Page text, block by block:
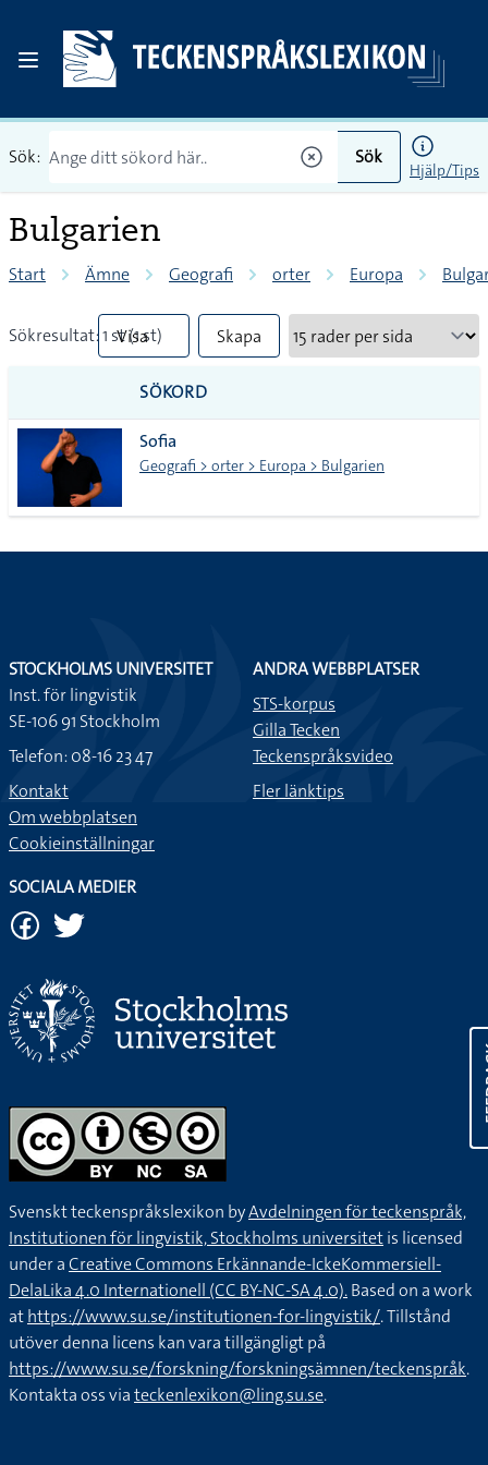
Sök: Sök
Hjälp/Tips
Bulgarien
Start Ämne Geografi orter Europa
Sökresultat: 1 st (1 st)
Visa
mindre
vanliga
tecken
Skapa
SÖKORD
Sofia
Geografi > orter > Europa > Bulgarien
STOCKHOLMS UNIVERSITET
Inst. för lingvistik
SE-106 91 Stockholm
Telefon: 08-16 23 47
Kontakt
Om webbplatsen
Cookieinställningar
ANDRA WEBBPLATSER
STS-korpus
Gilla Tecken
Teckenspråksvideo
Fler länktips
SOCIALA MEDIER
Svenskt teckenspråkslexikon byAvdelningen för teckenspråk,
Institutionen för lingvistik, Stockholms universitetis licensed
under aCreative Commons Erkännande-IckeKommersiell-
DelaLika 4.0 Internationell (CC BY-NC-SA 4.0).Based on a work
athttps://www.su.se/institutionen-for-lingvistik/. Tillstånd
utöver denna licens kan vara tillgängligt på
https://www.su.se/forskning/forskningsämnen/teckenspråk.
Kontakta oss viateckenlexikon@ling.su.se.